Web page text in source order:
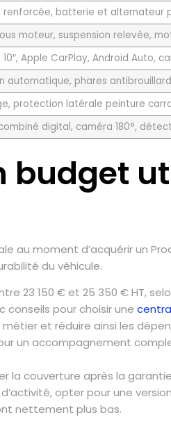
renforcée, batterie et alternateur
moteur, suspension relevée,
Apple CarPlay, Android Auto,
automatique, phares
protection latérale peinture
digital, caméra 180°,
budget
au moment d’acquérir un
du véhicule.
23 150 € et 25 350 € HT,
conseils pour choisir une
et réduire ainsi les
un accompagnement
la couverture après la
opter pour une
nettement plus bas.